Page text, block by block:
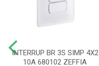
INTERRUP BR 3S SIMP 4X2
10A 680102 ZEFFIA